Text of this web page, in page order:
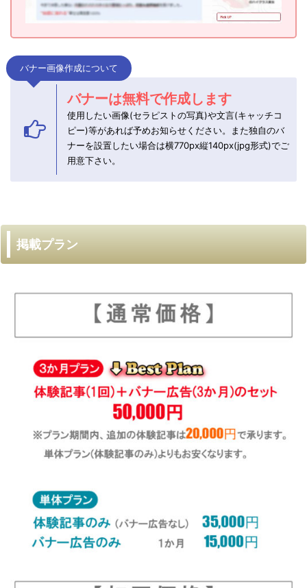
バナー画像作成について
バナーは無料で作成します
使用したい画像(セラピストの写真)や文言(キャッチコ
ピー)等があれば予めお知らせください。また独自のバ
ナーを設置したい場合は横770px縦140px(jpg形式)でご
用意下さい。
掲載プラン